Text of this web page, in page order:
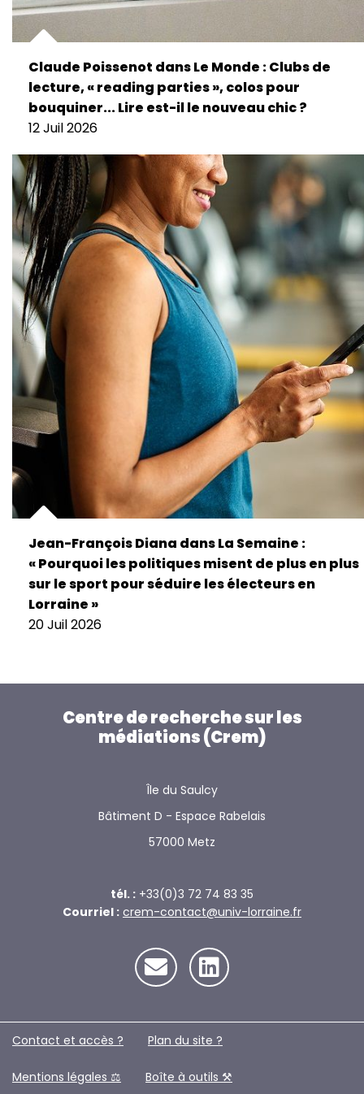
Claude Poissenot dans Le Monde : Clubs de
lecture, « reading parties », colos pour
bouquiner... Lire est-il le nouveau chic ?
12 Juil 2026
Jean-François Diana dans La Semaine :
« Pourquoi les politiques misent de plus en plus
sur le sport pour séduire les électeurs en
Lorraine »
20 Juil 2026
Centre de recherche sur les
médiations (Crem)
Île du Saulcy
Bâtiment D - Espace Rabelais
57000 Metz
tél. : +33(0)3 72 74 83 35
Courriel : crem-contact@univ-lorraine.fr
Contact et accès ? Plan du site ?️
Mentions légales ⚖️ Boîte à outils ⚒️